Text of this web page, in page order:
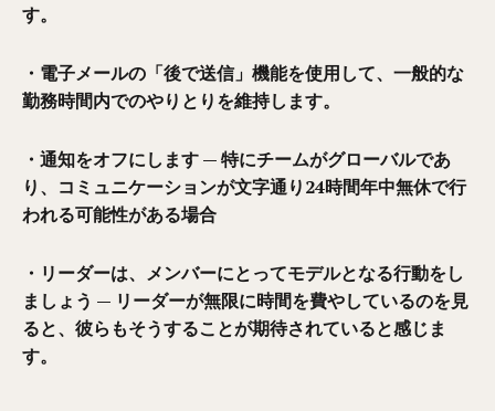
す。
・電子メールの「後で送信」機能を使用して、一般的な
勤務時間内でのやりとりを維持します。
・通知をオフにします — 特にチームがグローバルであ
り、コミュニケーションが文字通り24時間年中無休で行
われる可能性がある場合
・リーダーは、メンバーにとってモデルとなる行動をし
ましょう — リーダーが無限に時間を費やしているのを見
ると、彼らもそうすることが期待されていると感じま
す。